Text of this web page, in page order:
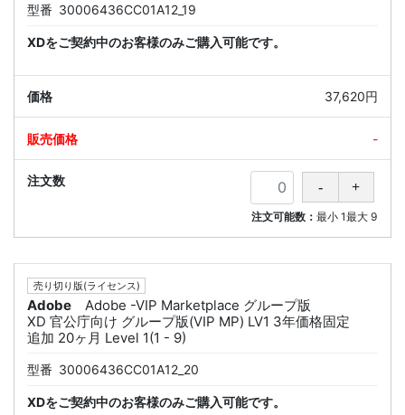
型番 30006436CC01A12_19
XDをご契約中のお客様のみご購入可能です。
37,620円
-
注文可能数：最小 1最大 9
売り切り版(ライセンス)
Adobe
Adobe -VIP Marketplace グループ版
XD 官公庁向け グループ版(VIP MP) LV1 3年価格固定
追加 20ヶ月 Level 1(1 - 9)
型番 30006436CC01A12_20
XDをご契約中のお客様のみご購入可能です。